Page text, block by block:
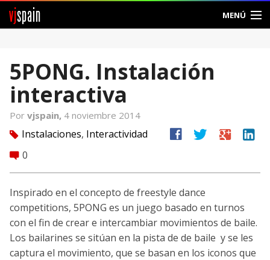
vjspain MENÚ
Foros
Noticias
Vjspain
Ayuda
Contacto
Entrar
5PONG. Instalación
interactiva
Por vjspain, 4 noviembre 2014
tag Instalaciones, Interactividad
comment 0
facebook twitter google linkedin
Inspirado en el concepto de freestyle dance
competitions, 5PONG es un juego basado en turnos
con el fin de crear e intercambiar movimientos de baile.
Los bailarines se sitúan en la pista de de baile y se les
captura el movimiento, que se basan en los iconos que